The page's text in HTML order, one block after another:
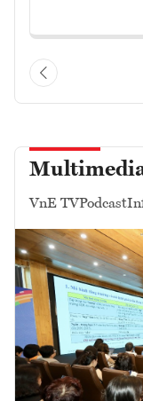
VnE TVPodcast